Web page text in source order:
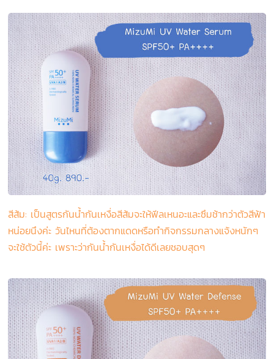
สีส้ม: เป็นสูตรกันน้ำกันเหงื่อสีส้มจะให้ฟีลเหนอะและซึมช้ากว่าตัวสีฟ้า
หน่อยนึงค่ะ วันไหนที่ต้องตากแดดหรือทำกิจกรรมกลางแจ้งหนักๆ
จะใช้ตัวนี้ค่ะ เพราะว่ากันน้ำกันเหงื่อได้ดีเลยชอบสุดๆ